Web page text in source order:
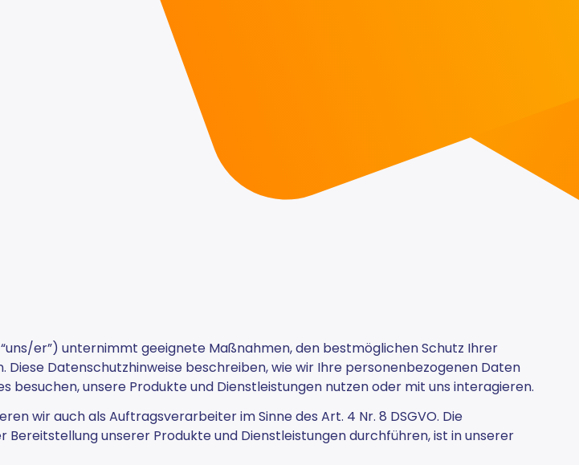
er”) unternimmt geeignete Maßnahmen, den bestmöglichen Schutz Ihrer
Datenschutzhinweise beschreiben, wie wir Ihre personenbezogenen Daten
besuchen, unsere Produkte und Dienstleistungen nutzen oder mit uns interagieren.
wir auch als Auftragsverarbeiter im Sinne des Art. 4 Nr. 8 DSGVO. Die
unserer Produkte und Dienstleistungen durchführen, ist in unserer